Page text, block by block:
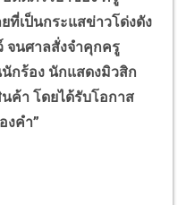
ที่เป็นกระแสข่าวโด่งดัง
จนศาลสั่งจำคุกครู
กร้อง นักแสดงมิวสิก
ค้า โดยได้รับโอกาส
งคำ”